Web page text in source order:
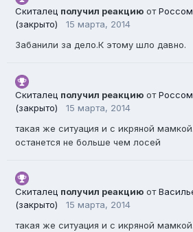
Скиталец получил реакцию от
(закрыто)
15 марта, 2014
Забанили за дело.К этому шло давно.
Скиталец получил реакцию от
(закрыто)
15 марта, 2014
такая же ситуация и с икряной
останется не больше чем лосей
Скиталец получил реакцию от
(закрыто)
15 марта, 2014
такая же ситуация и с икряной